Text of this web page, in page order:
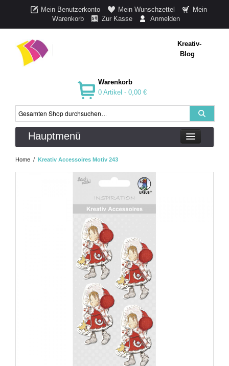
Mein Benutzerkonto Mein Wunschzettel
Mein
Warenkorb
Zur Kasse Anmelden
Kreativ-
Blog
Warenkorb
0 Artikel - 0,00 €
Hauptmenü
Home / Kreativ Accessoires Motiv 243